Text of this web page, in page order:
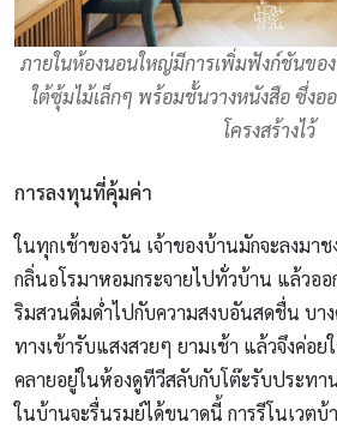
ภายในห้องนอนใหญ่มีการเพิ่มฟังก์ชันขอ
ใต้ซุ้มไม้เล็กๆ พร้อมชั้นวางหนังสือ ซึ่งอ
โครงสร้างไว้
การลงทุนที่คุ้มค่า
ในทุกเช้าของวัน เจ้าของบ้านมักจะลงม
กลิ่นอโรมาหอมกระจายไปทั่วบ้าน แล้วอ
ริมสวนดื่มด่ำไปกับความสงบอันสดชื่น บาง
ทางเข้ารับแสงสวยๆ ยามเช้า แล้วจึงค่อย
คลายอยู่ในห้องดูทีวีสลับกับโต๊ะรับประทา
ในบ้านจะรื่นรมย์ได้ขนาดนี้ การรีโนเวตบ้